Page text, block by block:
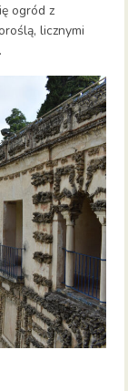
ogród z
licznymi